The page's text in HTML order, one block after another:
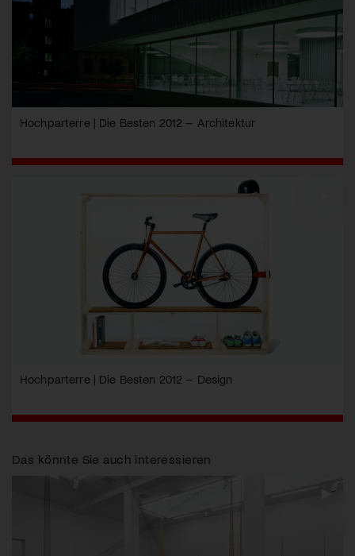
Hochparterre | Die Besten 2012 – Architektur
Hochparterre | Die Besten 2012 – Design
Das könnte Sie auch interessieren